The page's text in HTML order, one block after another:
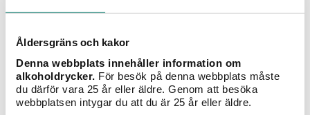
Åldersgräns och kakor
Denna webbplats innehåller information om
alkoholdrycker. För besök på denna webbplats måste
du därför vara 25 år eller äldre. Genom att besöka
webbplatsen intygar du att du är 25 år eller äldre.
Rött vin Vitt vin
Mousserande
Champagne
Sciaccarello